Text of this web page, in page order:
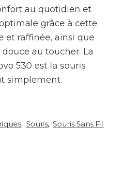
au quotidien et
grâce à cette
et raffinée, ainsi que
au toucher. La
530 est la souris
simplement.
, Souris, Souris Sans Fil